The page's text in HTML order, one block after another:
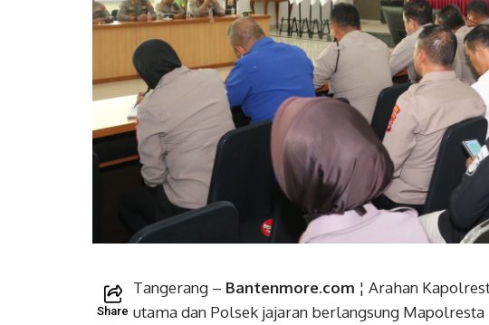
Share
Tangerang – Bantenmore.com ¦ Arahan
utama dan Polsek jajaran berlangsung